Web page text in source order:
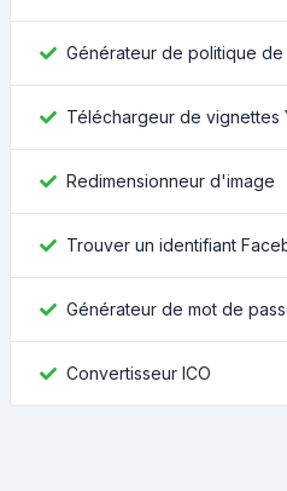
Générateur de politique
Téléchargeur de vignettes
Redimensionneur d'image
Trouver un identifiant
Générateur de mot de
Convertisseur ICO